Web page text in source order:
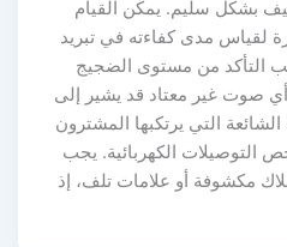
بشكل سليم. يمكن القيام
لقياس مدى كفاءته في تبريد
التأكد من مستوى الضجيج
صوت غير معتاد قد يشير إلى
التي يرتكبها المشترون
التوصيلات الكهربائية. يجب
مكشوفة أو علامات تلف، إذ